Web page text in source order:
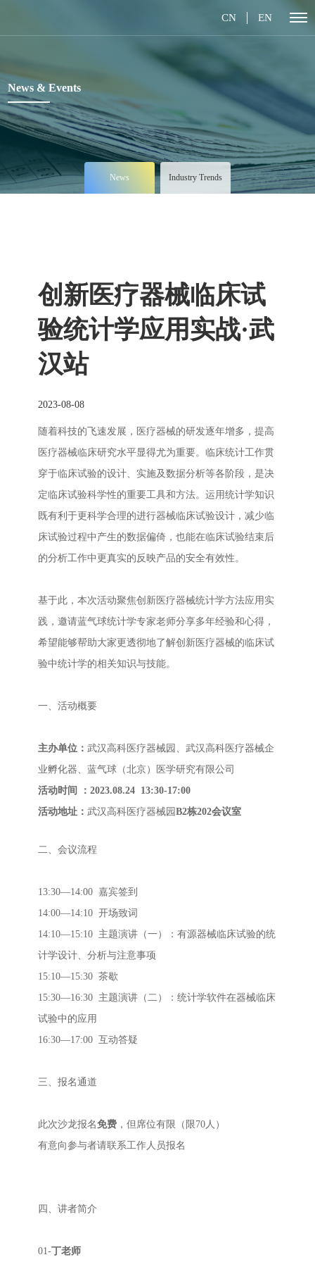
CN EN
News & Events
News Industry Trends
创新医疗器械临床试
验统计学应用实战·武
汉站
2023-08-08
随着科技的飞速发展，医疗器械的研发逐年增多，提高
医疗器械临床研究水平显得尤为重要。临床统计工作贯
穿于临床试验的设计、实施及数据分析等各阶段，是决
定临床试验科学性的重要工具和方法。运用统计学知识
既有利于更科学合理的进行器械临床试验设计，减少临
床试验过程中产生的数据偏倚，也能在临床试验结束后
的分析工作中更真实的反映产品的安全有效性。
基于此，本次活动聚焦创新医疗器械统计学方法应用实
践，邀请蓝气球统计学专家老师分享多年经验和心得，
希望能够帮助大家更透彻地了解创新医疗器械的临床试
验中统计学的相关知识与技能。
一、活动概要
主办单位： 武汉高科医疗器械园、武汉高科医疗器械企
业孵化器、蓝气球（北京）医学研究有限公司
活动时间 ：2023.08.24 13:30-17:00
活动地址： 武汉高科医疗器械园 B2栋202会议室
二、会议流程
13:30—14:00 嘉宾签到
14:00—14:10 开场致词
14:10—15:10 主题演讲（一）：有源器械临床试验的统
计学设计、分析与注意事项
15:10—15:30 茶歇
15:30—16:30 主题演讲（二）：统计学软件在器械临床
试验中的应用
16:30—17:00 互动答疑
三、报名通道
此次沙龙报名免费，但席位有限（限70人）
有意向参与者请联系工作人员报名
四、讲者简介
01-丁老师